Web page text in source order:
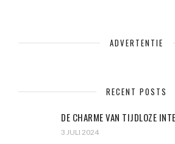
ADVERTENTIE
RECENT POSTS
DE CHARME VAN TIJDLOZE
3 JULI 2024